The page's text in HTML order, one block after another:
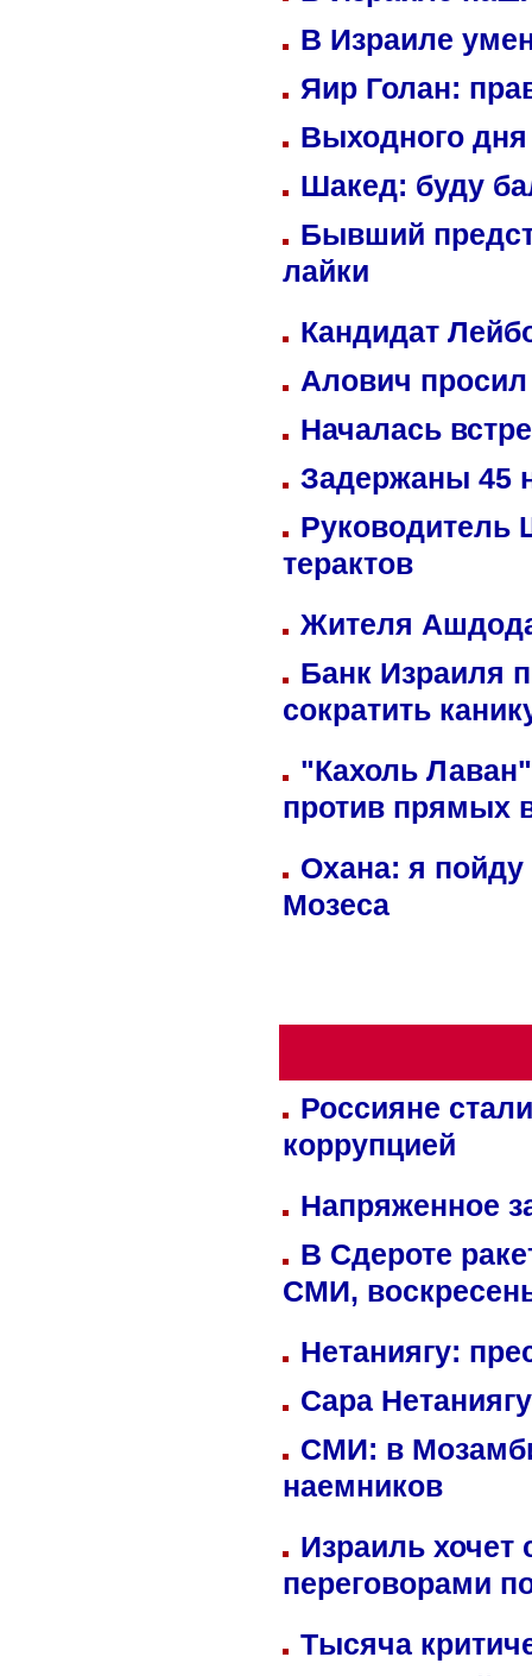
В Израиле
Яир Голан:
Выходного
Шакед: буду
Бывший
лайки
Кандидат
Алович просил
Началась
Задержаны 45
Руководитель
терактов
Жителя
Банк Израиля
сократить
"Кахоль
против прямых
Охана: я пойду
Мозеса
Россияне
коррупцией
Напряженное
В Сдероте
СМИ,
Нетаниягу:
Сара
СМИ: в
наемников
Израиль хочет
переговорами
Тысяча